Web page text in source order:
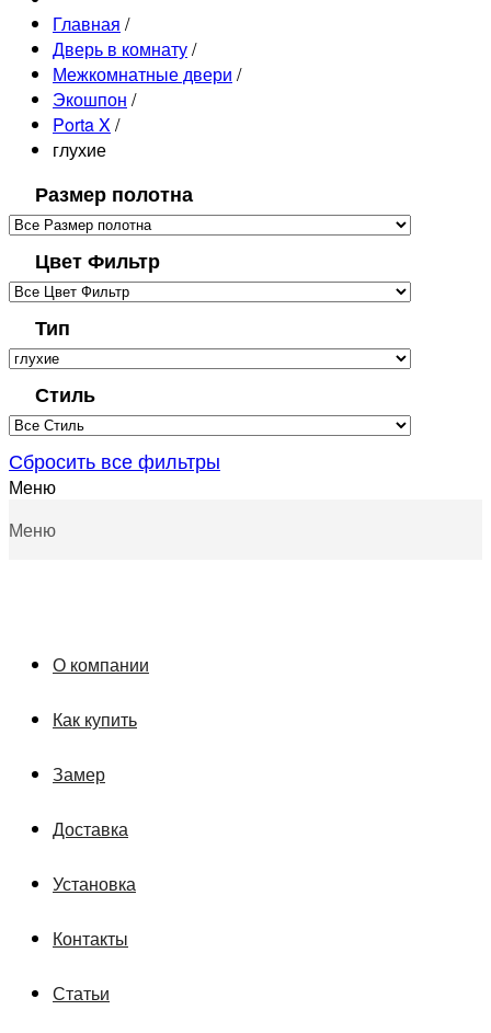
Главная /
Дверь в комнату/
Межкомнатные двери /
Экошпон /
Porta X/
глухие
Размер полотна
Цвет Фильтр
Тип
Стиль
Сбросить все фильтры
Меню
Меню
О компании
Как купить
Замер
Доставка
Установка
Контакты
Статьи